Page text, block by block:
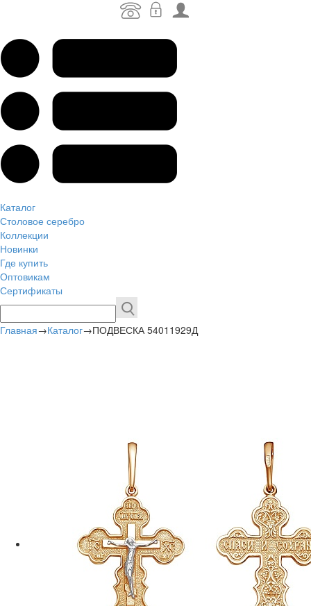
Каталог
Столовое серебро
Коллекции
Новинки
Где купить
Оптовикам
Сертификаты
Главная→Каталог→ПОДВЕСКА 54011929Д